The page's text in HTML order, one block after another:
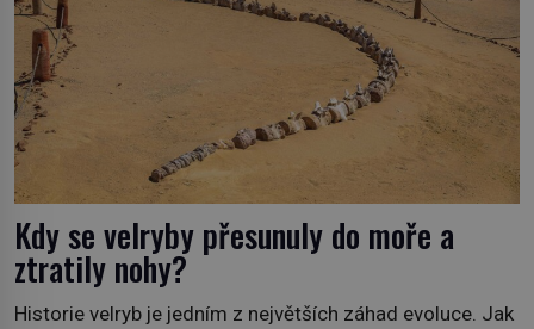
Kdy se velryby přesunuly do moře a
ztratily nohy?
Historie velryb je jedním z největších záhad evoluce. Jak